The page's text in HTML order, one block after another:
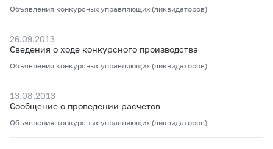
Объявления конкурсных управляющих (ликвидаторов)
26.09.2013
Сведения о ходе конкурсного производства
Объявления конкурсных управляющих (ликвидаторов)
13.08.2013
Сообщение о проведении расчетов
Объявления конкурсных управляющих (ликвидаторов)